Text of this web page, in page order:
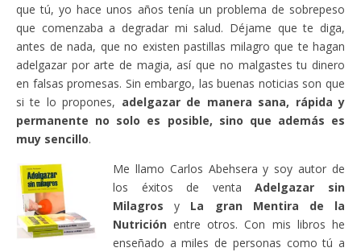
que tú, yo hace unos años tenía un problema de sobrepeso
que comenzaba a degradar mi salud. Déjame que te diga,
antes de nada, que no existen pastillas milagro que te hagan
adelgazar por arte de magia, así que no malgastes tu dinero
en falsas promesas. Sin embargo, las buenas noticias son que
si te lo propones, adelgazar de manera sana, rápida y
permanente no solo es posible, sino que además es
muy sencillo.
Me llamo Carlos Abehsera y soy autor de
los éxitos de ventaAdelgazar sin
Milagros y La gran Mentira de la
Nutrición entre otros. Con mis libros he
enseñado a miles de personas como tú a